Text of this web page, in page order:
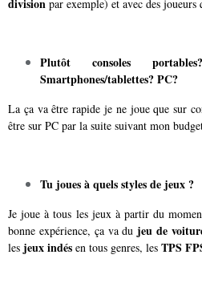
division par exemple) et avec des joueurs
Plutôt consoles
Smartphones/tablettes? PC?
La ça va être rapide je ne joue que sur
être sur PC par la suite suivant mon
Tu joues à quels styles de jeux ?
Je joue à tous les jeux à partir du
bonne expérience, ça va du jeu de
les jeux indés en tous genres, les TPS